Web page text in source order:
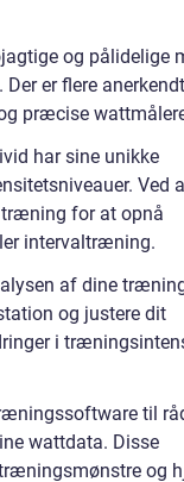
og pålidelige
er flere
præcise
har sine unikke
Ved
for at opnå
intervaltræning.
af dine
og justere dit
i
til
wattdata. Disse
og